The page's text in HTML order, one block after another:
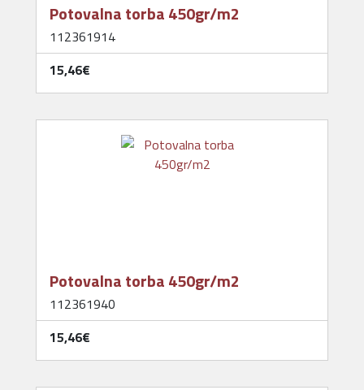
Potovalna torba 450gr/m2
112361914
15,46‎€
Potovalna torba 450gr/m2
112361940
15,46‎€